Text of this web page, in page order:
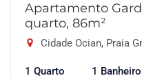
Apartamento
quarto, 86m²
Cidade Ocian, Praia
1 Quarto 1 Banheiro